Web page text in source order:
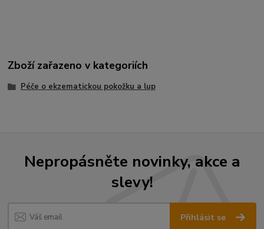
Zboží zařazeno v kategoriích
Péče o ekzematickou pokožku a lup
Nepropásněte novinky, akce a
slevy!
Přihlásit se